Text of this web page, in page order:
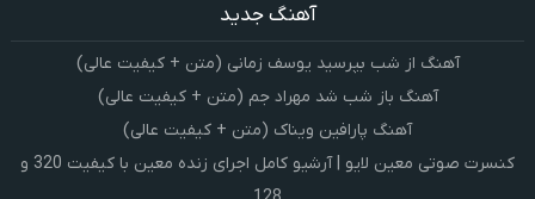
آهنگ جدید
آهنگ از شب بپرسید یوسف زمانی (متن + کیفیت عالی)
آهنگ باز شب شد مهراد جم (متن + کیفیت عالی)
آهنگ پارافین ویناک (متن + کیفیت عالی)
کنسرت صوتی معین لایو | آرشیو کامل اجرای زنده معین با کیفیت 320 و